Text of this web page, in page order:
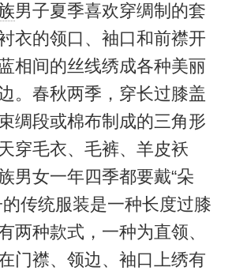
男子夏季喜欢穿绸制的套
衣的领口、袖口和前襟开
相间的丝线绣成各种美丽
。春秋两季，穿长过膝盖
绸段或棉布制成的三角形
穿毛衣、毛裤、羊皮袄
男女一年四季都要戴“朵
的传统服装是一种长度过膝
两种款式，一种为直领、
门襟、领边、袖口上绣有